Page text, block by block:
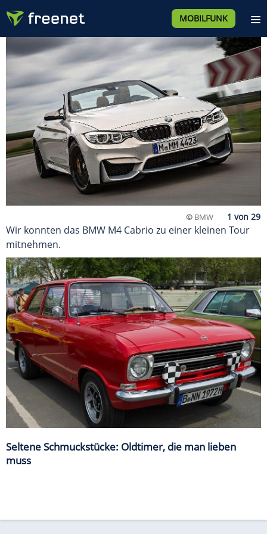
MOBILFUNK
© BMW
Wir konnten das BMW M4 Cabrio zu einer kleinen Tour
mitnehmen.
Seltene Schmuckstücke: Oldtimer, die man lieben
muss